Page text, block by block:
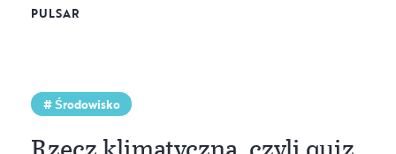
PULSAR
Środowisko